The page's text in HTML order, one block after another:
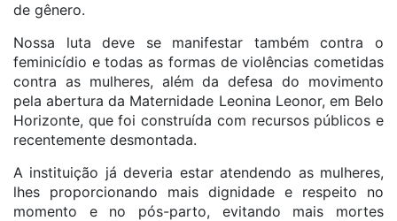
de gênero.
Nossa luta deve se manifestar também contra o
feminicídio e todas as formas de violências cometidas
contra as mulheres, além da defesa do movimento
pela abertura da Maternidade Leonina Leonor, em Belo
Horizonte, que foi construída com recursos públicos e
recentemente desmontada.
A instituição já deveria estar atendendo as mulheres,
lhes proporcionando mais dignidade e respeito no
momento e no pós-parto, evitando mais mortes